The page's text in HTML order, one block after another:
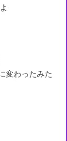
変わったみた